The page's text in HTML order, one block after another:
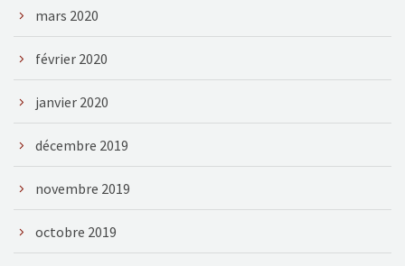
mars 2020
février 2020
janvier 2020
décembre 2019
novembre 2019
octobre 2019